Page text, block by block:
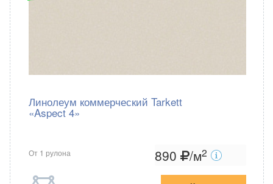
Линолеум коммерческий Tarkett
«Aspect 4»
От 1 рулона 890 /м2